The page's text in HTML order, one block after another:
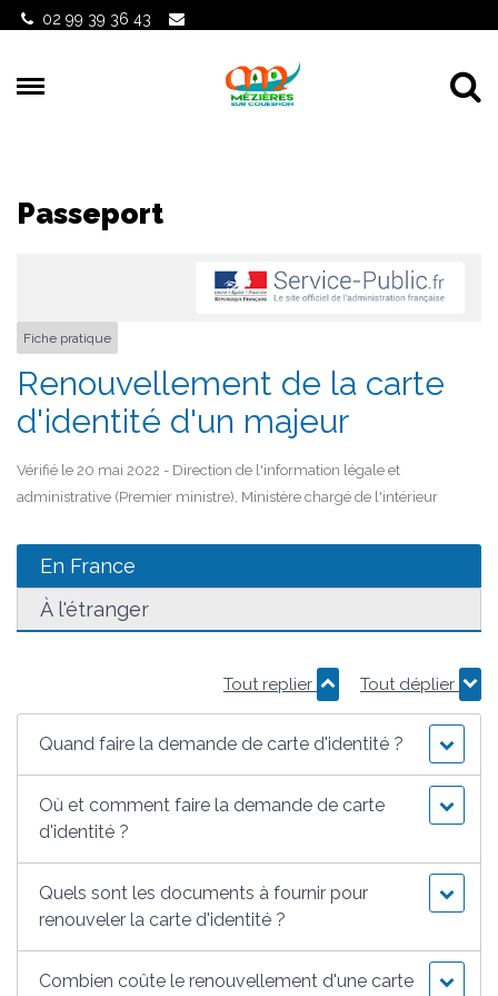
Gestion des traceurs
02 99 39 36 43
Passeport
Fiche pratique
Renouvellement de la carte
d'identité d'un majeur
Vérifié le 20 mai 2022 - Direction de l'information légale et
administrative (Premier ministre), Ministère chargé de l'intérieur
En France
À l'étranger
Tout replier Tout déplier
Quand faire la demande de carte d'identité ?
Où et comment faire la demande de carte
d'identité ?
Quels sont les documents à fournir pour
renouveler la carte d'identité ?
Combien coûte le renouvellement d'une carte